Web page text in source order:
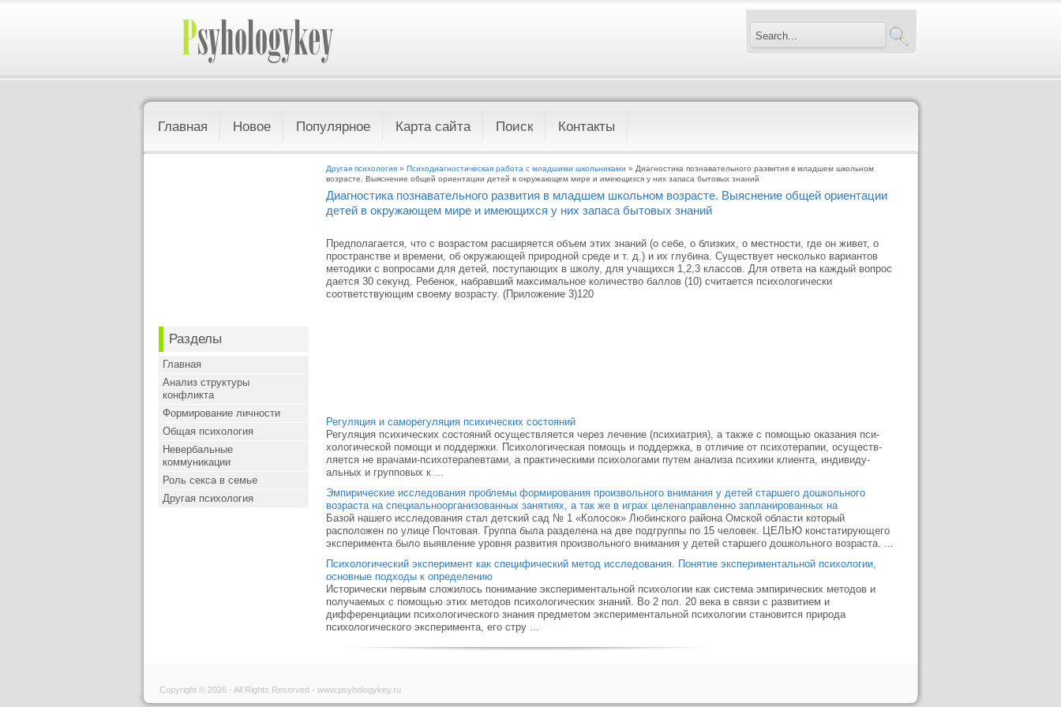
Главная Новое Популярное Карта сайта Поиск Контакты
Разделы
Главная
Анализ структуры
конфликта
Формирование личности
Общая психология
Невербальные
коммуникации
Роль секса в семье
Другая психология
Другая психология » Психодиагностическая работа с младшими школьниками » Диагностика познавательного развития в младшем школьном
возрасте. Выяснение общей ориентации детей в окружающем мире и имеющихся у них запаса бытовых знаний
Диагностика познавательного развития в младшем школьном возрасте. Выяснение общей ориентации
детей в окружающем мире и имеющихся у них запаса бытовых знаний
Предполагается, что с возрастом расширяется объем этих знаний (о себе, о близких, о местности, где он живет, о
пространстве и времени, об окружающей природной среде и т. д.) и их глубина. Существует несколько вариантов
методики с вопросами для детей, поступающих в школу, для учащихся 1,2,3 классов. Для ответа на каждый вопрос
дается 30 секунд. Ребенок, набравший максимальное количество баллов (10) считается психологически
соответствующим своему возрасту. (Приложение 3)120
Регуляция и саморегуляция психических состояний
Регуляция психических состояний осуществляется через лечение (психиатрия), а также с помощью оказания пси­
хологической помощи и поддержки. Психологическая по­мощь и поддержка, в отличие от психотерапии, осуществ­
ляется не врачами-психотерапевтами, а практическими психологами путем анализа психики клиента, индивиду­
альных и групповых к ...
Эмпирические исследования проблемы формирования произвольного внимания у детей старшего дошкольного
возраста на специальноорганизованных занятиях, а так же в играх целенаправленно запланированных на
Базой нашего исследования стал детский сад № 1 «Колосок» Любинского района Омской области который
расположен по улице Почтовая. Группа была разделена на две подгруппы по 15 человек. ЦЕЛЬЮ констатирующего
эксперимента было выявление уровня развития произвольного внимания у детей старшего дошкольного возраста. ...
Психологический эксперимент как специфический метод исследования. Понятие экспериментальной психологии,
основные подходы к определению
Исторически первым сложилось понимание экспериментальной психологии как система эмпирических методов и
получаемых с помощью этих методов психологических знаний. Во 2 пол. 20 века в связи с развитием и
дифференциации психологического знания предметом экспериментальной психологии становится природа
психологического эксперимента, его стру ...
Copyright © 2026 - All Rights Reserved - www.psyhologykey.ru